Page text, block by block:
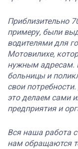
Приблизительно
примеру, были
водителями для
Мотовилихе,
нужным адресам.
больницы и
свои
это делаем сами
предприятия и
Вся наша работа
нам обращаются